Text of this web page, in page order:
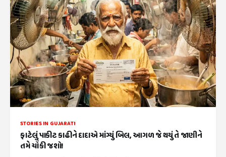
STORIES IN GUJARATI
ફાટેલું પાકીટ કાઢીને દાદાએ માંગ્યું બિલ, આગળ જે થયું તે જાણીને
તમે ચોંકી જશો!